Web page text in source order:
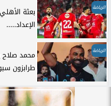
الرياضة
بعثة
الإعداد.....
الرياضة
محمد
طرابزون